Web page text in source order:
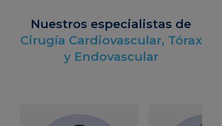
Nuestros especialistas de
Cirugía Cardiovascular, Tórax
y Endovascular